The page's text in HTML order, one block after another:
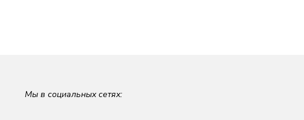
Мы в социальных сетях: